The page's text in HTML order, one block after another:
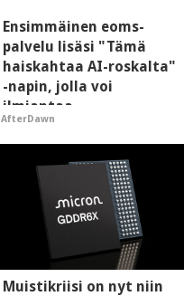
Ensimmäinen eoms-
palvelu lisäsi "Tämä
haiskahtaa AI-roskalta"
-napin, jolla voi
ilmiantaa
tekoälytauhkan
AfterDawn
Muistikriisi on nyt niin